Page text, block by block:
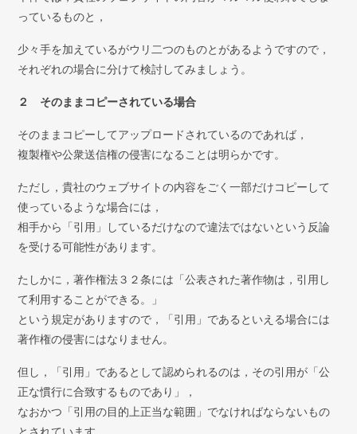
っているものと，
少々手を加えているがウリ二つのものとがあるようですので，
それぞれの場合に分けて検討してみましょう。
２ そのままコピーされている場合
そのままコピーしてアップロードされているのであれば，
複製権や公衆送信権の侵害になることは明らかです。
ただし，貴社のウェブサイトの内容をごく一部だけコピーして
使っているような場合には，
相手から「引用」しているだけなので違法ではないという反論
を受ける可能性があります。
たしかに，著作権法３２条には「公表された著作物は，引用し
て利用することができる。」
という規定がありますので，「引用」であるといえる場合には
著作権の侵害にはなりません。
但し，「引用」であるとして認められるのは，その引用が「公
正な慣行に合致するものであり」，
なおかつ「引用の目的上正当な範囲」でなければならないもの
とされています。